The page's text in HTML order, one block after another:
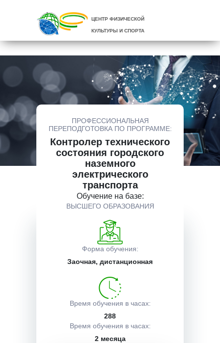
ЦЕНТР ФИЗИЧЕСКОЙ
КУЛЬТУРЫ И СПОРТА
ПРОФЕССИОНАЛЬНАЯ
ПЕРЕПОДГОТОВКА ПО ПРОГРАММЕ:
Контролер технического
состояния городского
наземного
электрического
транспорта
Обучение на базе:
ВЫСШЕГО ОБРАЗОВАНИЯ
Форма обучения:
Заочная, дистанционная
Время обучения в часах:
288
Время обучения в часах:
2 месяца
Описание курса
Получаемые документы
Условия поступления